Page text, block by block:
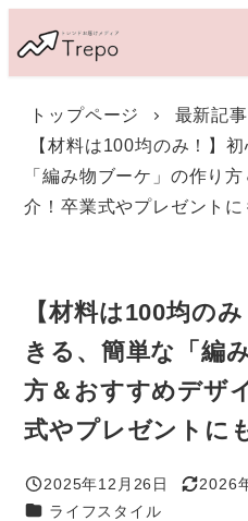
イ
トップページ 最新記事
【材料は100均のみ！】
「編み物ブーケ」の作り
介！卒業式やプレゼント
【材料は100均の
きる、簡単な「編
方＆おすすめデザ
式やプレゼントに
投稿日
2025年12月26日
更新日
2026
カテゴリー
ライフスタイル